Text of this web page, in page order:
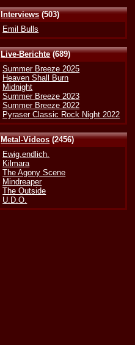
Interviews(503)
Emil Bulls
Live-Berichte(689)
Summer Breeze 2025
Heaven Shall Burn
Midnight
Summer Breeze 2023
Summer Breeze 2022
Pyraser Classic Rock Night 2022
Metal-Videos(2456)
Ewig.endlich.
Kilmara
The Agony Scene
Mindreaper
The Outside
U.D.O.